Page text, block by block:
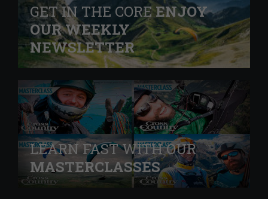
GET IN THE COREENJOY
OUR WEEKLY
NEWSLETTER
LEARN FAST WITH OUR
MASTERCLASSES